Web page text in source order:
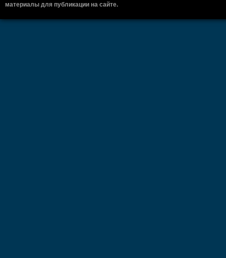
материалы для публикации на сайте.